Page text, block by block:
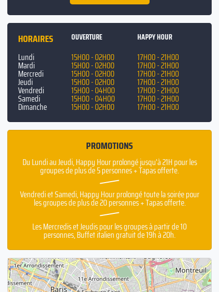
privatisable pouvant recevoir 40 convives. Des réservations de tables,
en salle ou en terrasse, sont également disponibles.
N'attendez plus, laissez-vous séduire par cetteexpérience festive
uniqueque seul le Saloon Far West peut offrir. Nous sommes sûrs que
vous l'apprécierez!
De plus, ne manquez pas notre diffusion spéciale de la Coupe du
Monde de Rugby à partir du 8 Septembre. Rejoignez-nous pour
partager cet événement mondial!
HORAIRES OUVERTURE HAPPY HOUR
Lundi 15H00 - 02H00 17H00 - 21H00
Mardi 15H00 - 02H00 17H00 - 21H00
Mercredi 15H00 - 02H00 17H00 - 21H00
Jeudi 15H00 - 02H00 17H00 - 21H00
Vendredi 15H00 - 04H00 17H00 - 21H00
Samedi 15H00 - 04H00 17H00 - 21H00
Dimanche 15H00 - 02H00 17H00 - 21H00
PROMOTIONS
Du Lundi au Jeudi, Happy Hour prolongé jusqu'à 21H pour les
groupes de plus de 5 personnes + Tapas offerte.
Vendredi et Samedi, Happy Hour prolongé toute la soirée pour
les groupes de plus de 20 personnes + Tapas offerte.
Les Mercredis et Jeudis pour les groupes à partir de 10
personnes, Buffet italien gratuit de 19h à 20h.